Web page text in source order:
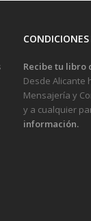
Recibe tu libro
Desde Alicante
Mensajería y
y a cualquier
información.